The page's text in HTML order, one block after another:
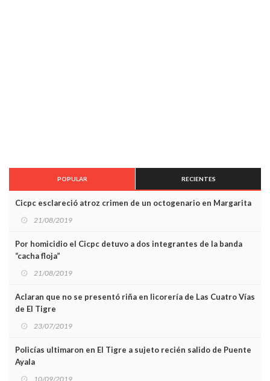
POPULAR RECIENTES
Cicpc esclareció atroz crimen de un octogenario en Margarita
21/08/2019
Por homicidio el Cicpc detuvo a dos integrantes de la banda
“cacha floja”
21/08/2019
Aclaran que no se presentó riña en licorería de Las Cuatro Vías
de El Tigre
23/07/2019
Policías ultimaron en El Tigre a sujeto recién salido de Puente
Ayala
10/09/2019